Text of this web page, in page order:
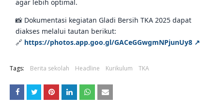
agar lebih optimal.
📸 Dokumentasi kegiatan Gladi Bersih TKA 2025 dapat
diakses melalui tautan berikut:
🔗 https://photos.app.goo.gl/GACeGGwgmNPjunUy8 ↗
Tags: Berita sekolah Headline Kurikulum TKA